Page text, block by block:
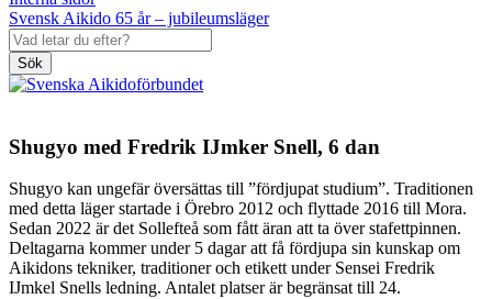
Svensk Aikido 65 år – jubileumsläger
Sök
Shugyo med Fredrik IJmker Snell, 6 dan
Shugyo kan ungefär översättas till ”fördjupat studium”. Traditionen
med detta läger startade i Örebro 2012 och flyttade 2016 till Mora.
Sedan 2022 är det Sollefteå som fått äran att ta över stafettpinnen.
Deltagarna kommer under 5 dagar att få fördjupa sin kunskap om
Aikidons tekniker, traditioner och etikett under Sensei Fredrik
IJmkel Snells ledning. Antalet platser är begränsat till 24.